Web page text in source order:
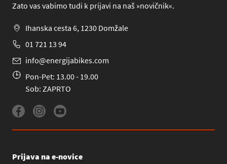
Zato vas vabimo tudi k prijavi na naš »novičnik«.
Ihanska cesta 6, 1230 Domžale
01 721 13 94
info@energijabikes.com
Pon-Pet: 13.00 - 19.00
Sob: ZAPRTO
Prijava na e-novice